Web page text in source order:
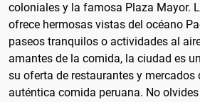
coloniales y la famosa Plaza Mayor.
ofrece hermosas vistas del océano
paseos tranquilos o actividades al
amantes de la comida, la ciudad es
su oferta de restaurantes y mercados
auténtica comida peruana. No